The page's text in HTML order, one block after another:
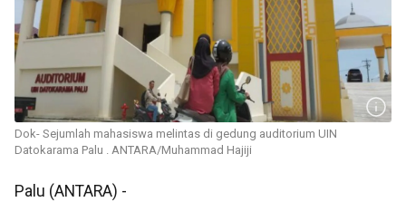
Dok- Sejumlah mahasiswa melintas di gedung auditorium UIN
Datokarama Palu . ANTARA/Muhammad Hajiji
Palu (ANTARA) -